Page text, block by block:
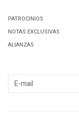
PATROCINIOS
NOTAS EXCLUSIVAS
ALIANZAS